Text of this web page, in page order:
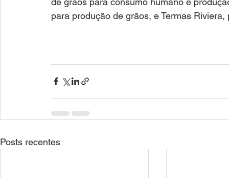
para produção de grãos, e Termas
Posts recentes